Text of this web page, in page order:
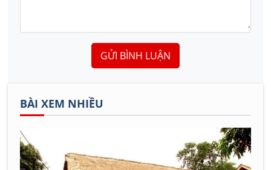
GỬI BÌNH LUẬN
BÀI XEM NHIỀU